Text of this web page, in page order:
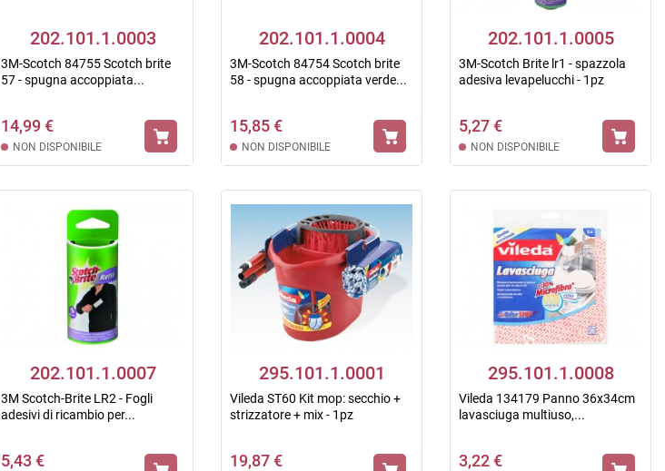
202.101.1.0003
3M-Scotch 84755 Scotch brite
57 - spugna accoppiata...
14,99 €
NON DISPONIBILE
202.101.1.0004
3M-Scotch 84754 Scotch brite
58 - spugna accoppiata verde...
15,85 €
NON DISPONIBILE
202.101.1.0005
3M-Scotch Brite lr1 - spazzola
adesiva levapelucchi - 1pz
5,27 €
NON DISPONIBILE
202.101.1.0007
3M Scotch-Brite LR2 - Fogli
adesivi di ricambio per...
5,43 €
295.101.1.0001
Vileda ST60 Kit mop: secchio +
strizzatore + mix - 1pz
19,87 €
295.101.1.0008
Vileda 134179 Panno 36x34cm
lavasciuga multiuso,...
3,22 €